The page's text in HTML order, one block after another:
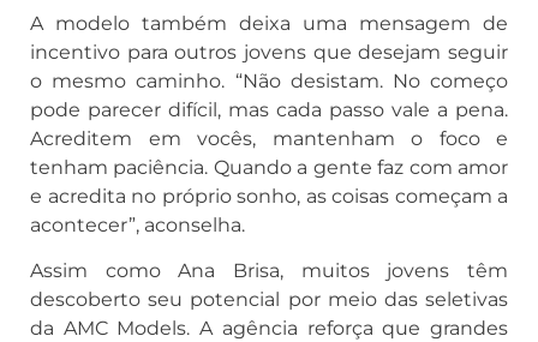
A modelo também deixa uma mensagem de
incentivo para outros jovens que desejam seguir
o mesmo caminho. “Não desistam. No começo
pode parecer difícil, mas cada passo vale a pena.
Acreditem em vocês, mantenham o foco e
tenham paciência. Quando a gente faz com amor
e acredita no próprio sonho, as coisas começam a
acontecer”, aconselha.
Assim como Ana Brisa, muitos jovens têm
descoberto seu potencial por meio das seletivas
da AMC Models. A agência reforça que grandes